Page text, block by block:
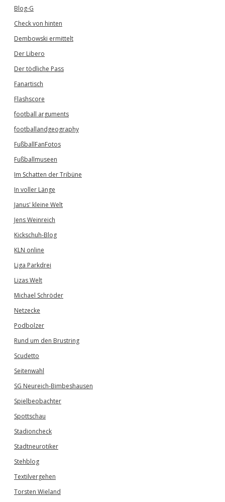
Blog-G
Check von hinten
Dembowski ermittelt
Der Libero
Der tödliche Pass
Fanartisch
Flashscore
football arguments
footballandgeography
FußballFanFotos
Fußballmuseen
Im Schatten der Tribüne
In voller Länge
Janus' kleine Welt
Jens Weinreich
Kickschuh-Blog
KLN online
Liga Parkdrei
Lizas Welt
Michael Schröder
Netzecke
Podbolzer
Rund um den Brustring
Scudetto
Seitenwahl
SG Neureich-Bimbeshausen
Spielbeobachter
Spottschau
Stadioncheck
Stadtneurotiker
Stehblog
Textilvergehen
Torsten Wieland